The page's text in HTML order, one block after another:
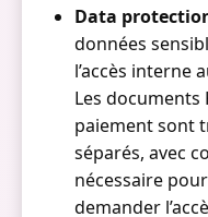
Data
données
l’accès interne
Les documents
paiement sont
séparés, avec
nécessaire
demander